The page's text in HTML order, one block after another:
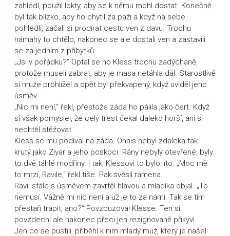
zahlédl, použil lokty, aby se k němu mohl dostat. Konečně
byl tak blízko, aby ho chytil za paži a když na sebe
pohlédli, začali si prodírat cestu ven z davu. Trochu
námahy to chtělo, nakonec se ale dostali ven a zastavili
se za jedním z příbytků.
„Jsi v pořádku?“ Optal se ho Kless trochu zadýchaně,
protože museli zabrat, aby je masa netáhla dál. Starostlivě
si muže prohlížel a opět byl překvapený, když uviděl jeho
úsměv.
„Nic mi není,“ řekl, přestože záda ho pálila jako čert. Když
si však pomyslel, že celý trest čekal daleko horší, ani si
nechtěl stěžovat.
Kless se mu podíval na záda. Onnis nebyl zdaleka tak
krutý jako Ziyar a jeho poskoci. Rány nebyly otevřené, byly
to dvě táhlé modřiny. I tak, Klessovi to bylo líto. „Moc mě
to mrzí, Ravile,“ řekl tiše. Pak svěsil ramena.
Ravil stále s úsměvem zavrtěl hlavou a mladíka objal. „To
nemusí. Vážně mi nic není a už je to za námi. Tak se tím
přestaň trápit, ano?“ Povzbuzoval Klesse. Ten si
povzdechl ale nakonec přeci jen rezignovaně přikývl.
Jen co se pustili, přiběhl k nim mladý muž, který je našel